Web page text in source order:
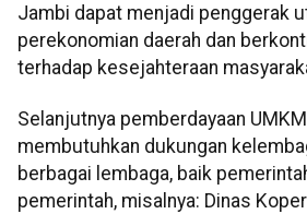
Jambi dapat menjadi penggerak
perekonomian daerah dan
terhadap kesejahteraan
Selanjutnya pemberdayaan
membutuhkan dukungan
berbagai lembaga, baik
pemerintah, misalnya: Dinas